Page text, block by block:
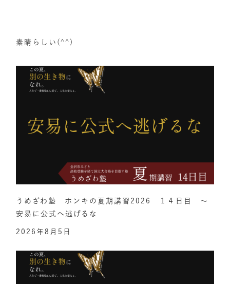
素晴らしい(^^)
うめざわ塾 ホンキの夏期講習2026 １４日目 ～
安易に公式へ逃げるな
2026年8月5日